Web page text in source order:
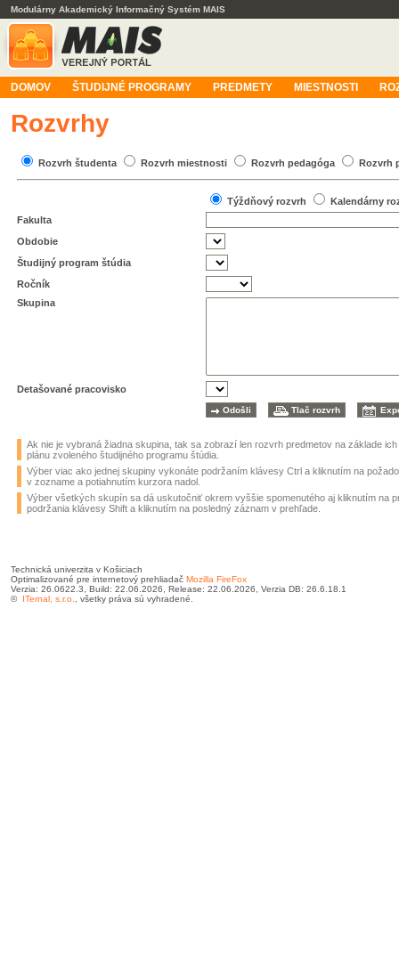
Modulárny Akademický Informačný Systém MAIS
DOMOV ŠTUDIJNÉ PROGRAMY PREDMETY MIESTNOSTI
Rozvrhy
Rozvrh študenta Rozvrh miestnosti Rozvrh pedagóga Rozvrh
Týždňový rozvrh
Kalendárny
Fakulta
Obdobie
Študijný program štúdia
Ročník
Skupina
Detašované pracovisko
Ak nie je vybraná žiadna skupina, tak sa zobrazí len rozvrh predmetov na základe
plánu zvoleného študijného programu štúdia.
Výber viac ako jednej skupiny vykonáte podržaním klávesy Ctrl a kliknutím na
v zozname a potiahnutím kurzora nadol.
Výber všetkých skupín sa dá uskutočniť okrem vyššie spomenutého aj kliknutím na
podržania klávesy Shift a kliknutím na posledný záznam v prehľade.
Technická univerzita v Košiciach
Optimalizované pre internetový prehliadač Mozilla FireFox
Verzia: 26.0622.3, Build: 22.06.2026, Release: 22.06.2026, Verzia DB: 26.6.18.1
© ITernal, s.r.o. , všetky práva sú vyhradené.